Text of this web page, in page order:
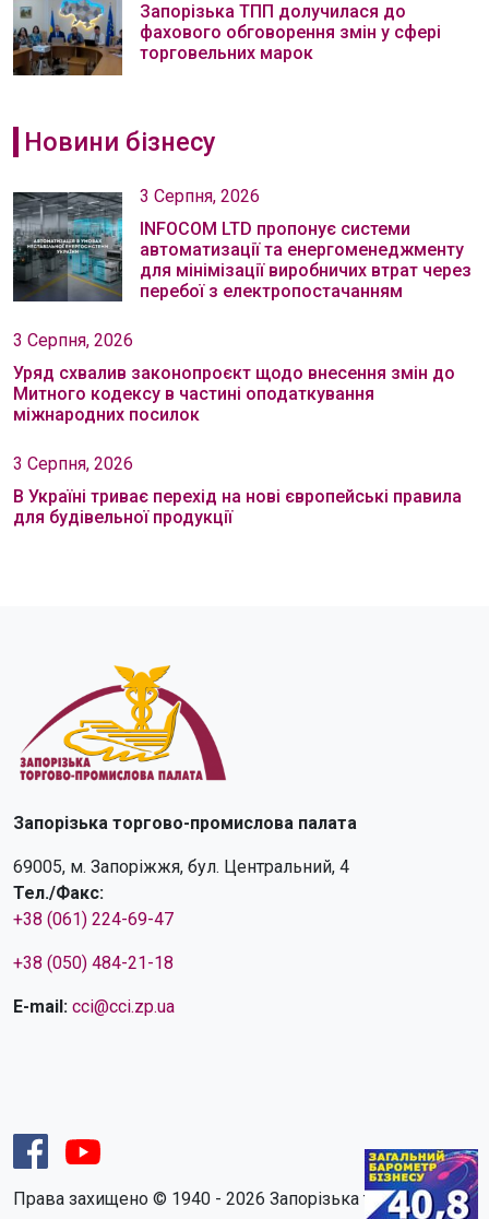
Запорізька ТПП долучилася до
фахового обговорення змін у сфері
торговельних марок
Новини бізнесу
3 Серпня, 2026
INFOCOM LTD пропонує системи
автоматизації та енергоменеджменту
для мінімізації виробничих втрат через
перебої з електропостачанням
3 Серпня, 2026
Уряд схвалив законопроєкт щодо внесення змін до
Митного кодексу в частині оподаткування
міжнародних посилок
3 Серпня, 2026
В Україні триває перехід на нові європейські правила
для будівельної продукції
Запорізька торгово-промислова палата
69005, м. Запоріжжя, бул. Центральний, 4
Тел./Факс:
+38 (061) 224-69-47
+38 (050) 484-21-18
E-mail: cci@cci.zp.ua
Права захищено © 1940 - 2026 Запорізька торгово-